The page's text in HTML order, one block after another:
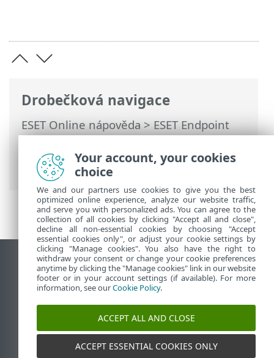
Drobečková navigace
ESET Online nápověda>ESET Endpoint
Security>Rozšířená nastavení>Kontroly
Kontrola zařízení> Kontrola při
nečinnosti
Zobrazit verzi pro počítač
End of Life
ESET Databáze znalostí
ESET Forum
ESET Status Portal
Regionální podpora
Your account, your cookies
choice
We and our partners use cookies to give you the best
optimized online experience, analyze our website traffic,
and serve you with personalized ads. You can agree to the
collection of all cookies by clicking "Accept all and close",
decline all non-essential cookies by choosing "Accept
essential cookies only", or adjust your cookie settings by
clicking "Manage cookies". You also have the right to
withdraw your consent or change your cookie preferences
anytime by clicking the "Manage cookies" link in our website
footer or in your account settings (if available). For more
information, see ourCookie Policy.
ACCEPT ALL AND CLOSE
ACCEPT ESSENTIAL COOKIES ONLY